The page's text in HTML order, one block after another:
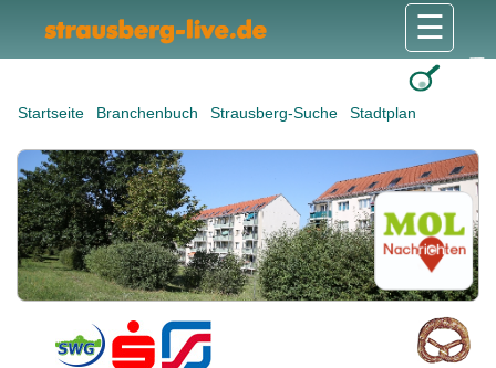
Startseite Branchenbuch Strausberg-Suche Stadtplan
☰